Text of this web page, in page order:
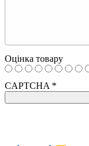
Оцінка товару
CAPTCHA *